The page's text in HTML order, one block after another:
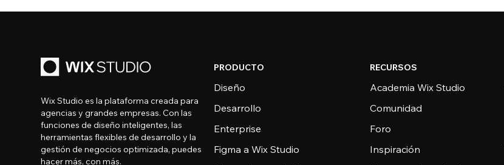
Wix Studio es la plataforma creada para
agencias y grandes empresas. Con las
funciones de diseño inteligentes, las
herramientas flexibles de desarrollo y la
gestión de negocios optimizada, puedes
hacer más, con más.
PRODUCTO
Diseño
Desarrollo
Enterprise
Figma a Wix Studio
RECURSOS
Academia Wix Studio
Comunidad
Foro
Inspiración